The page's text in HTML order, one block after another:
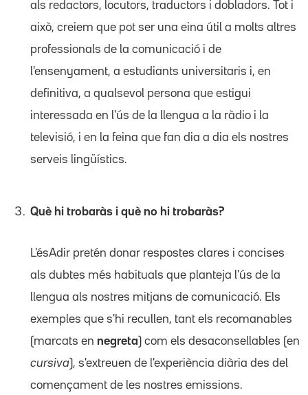
als redactors, locutors, traductors i dobladors. Tot i
això, creiem que pot ser una eina útil a molts altres
professionals de la comunicació i de
l'ensenyament, a estudiants universitaris i, en
definitiva, a qualsevol persona que estigui
interessada en l'ús de la llengua a la ràdio i la
televisió, i en la feina que fan dia a dia els nostres
serveis lingüístics.
Què hi trobaràs i què no hi trobaràs?
L'ésAdir pretén donar respostes clares i concises
als dubtes més habituals que planteja l'ús de la
llengua als nostres mitjans de comunicació. Els
exemples que s'hi recullen, tant els recomanables
(marcats en negreta) com els desaconsellables (en
cursiva), s'extreuen de l'experiència diària des del
començament de les nostres emissions.